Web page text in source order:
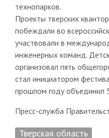
технопарков.
Проекты тверских
побеждали во
участвовали в
инженерных команд.
организовал пять
стал инициатором
прошлом году объединил
Пресс-служба
Тверская область